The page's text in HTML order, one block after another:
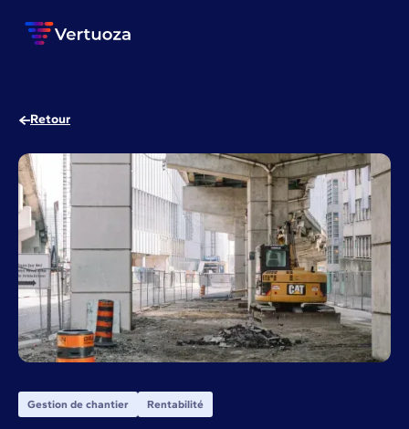
Retour
Gestion de chantier Rentabilité